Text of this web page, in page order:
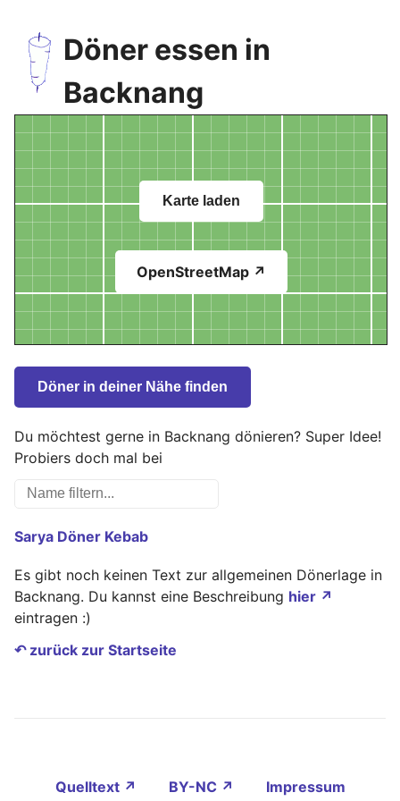
Döner essen in
Backnang
Karte laden
OpenStreetMap ↗
Döner in deiner Nähe finden
Du möchtest gerne in Backnang dönieren? Super Idee!
Probiers doch mal bei
Sarya Döner Kebab
Es gibt noch keinen Text zur allgemeinen Dönerlage in
Backnang. Du kannst eine Beschreibung hier ↗
eintragen :)
↶ zurück zur Startseite
Quelltext ↗ BY-NC ↗
Impressum